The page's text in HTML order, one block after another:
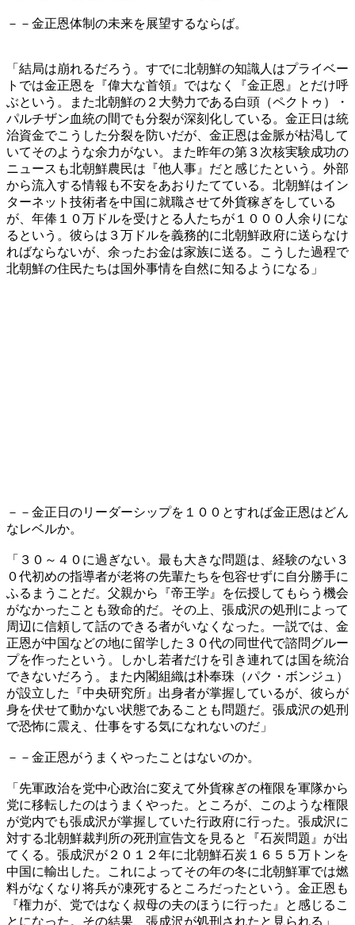
－－金正恩体制の未来を展望するならば。
「結局は崩れるだろう。すでに北朝鮮の知識人はプライベー
トでは金正恩を『偉大な首領』ではなく『金正恩』とだけ呼
ぶという。また北朝鮮の２大勢力である白頭（ペクトゥ）・
パルチザン血統の間でも分裂が深刻化している。金正日は統
治資金でこうした分裂を防いだが、金正恩は金脈が枯渇して
いてそのような余力がない。また昨年の第３次核実験成功の
ニュースも北朝鮮農民は『他人事』だと感じたという。外部
から流入する情報も不安をあおりたてている。北朝鮮はイン
ターネット技術者を中国に就職させて外貨稼ぎをしている
が、年俸１０万ドルを受けとる人たちが１０００人余りにな
るという。彼らは３万ドルを義務的に北朝鮮政府に送らなけ
ればならないが、余ったお金は家族に送る。こうした過程で
北朝鮮の住民たちは国外事情を自然に知るようになる」
－－金正日のリーダーシップを１００とすれば金正恩はどん
なレベルか。
「３０～４０に過ぎない。最も大きな問題は、経験のない３
０代初めの指導者が老将の先輩たちを包容せずに自分勝手に
ふるまうことだ。父親から『帝王学』を伝授してもらう機会
がなかったことも致命的だ。その上、張成沢の処刑によって
周辺に信頼して話のできる者がいなくなった。一説では、金
正恩が中国などの地に留学した３０代の同世代で諮問グルー
プを作ったという。しかし若者だけを引き連れては国を統治
できないだろう。また内閣組織は朴奉珠（パク・ボンジュ）
が設立した『中央研究所』出身者が掌握しているが、彼らが
身を伏せて動かない状態であることも問題だ。張成沢の処刑
で恐怖に震え、仕事をする気になれないのだ」
－－金正恩がうまくやったことはないのか。
「先軍政治を党中心政治に変えて外貨稼ぎの権限を軍隊から
党に移転したのはうまくやった。ところが、このような権限
が党内でも張成沢が掌握していた行政府に行った。張成沢に
対する北朝鮮裁判所の死刑宣告文を見ると『石炭問題』が出
てくる。張成沢が２０１２年に北朝鮮石炭１６５５万トンを
中国に輸出した。これによってその年の冬に北朝鮮軍では燃
料がなくなり将兵が凍死するところだったという。金正恩も
『権力が、党ではなく叔母の夫のほうに行った』と感じるこ
とになった。その結果、張成沢が処刑されたと見られる」